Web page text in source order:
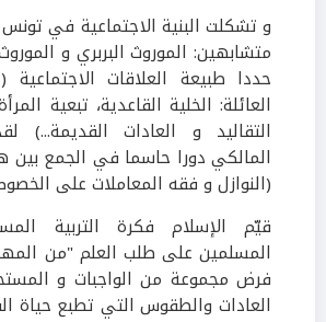
و تشكلت البنية الاجتماعية في
متشابهين: الموروث البربري و
حددا طبيعة العلاقات الاجتماعية
العائلة: الخلية القاعدية، تبعية
التقاليد و العادات القديمة...)
المالكي دورا حاسما في الجمع بين
(النوازل و فقه المعاملات على
قيّم الإسلام فكرة التربية
المسلمين على طلب العلم "من
فرض مجموعة من الواجبات و
العادات والطقوس التي تطبع حياة